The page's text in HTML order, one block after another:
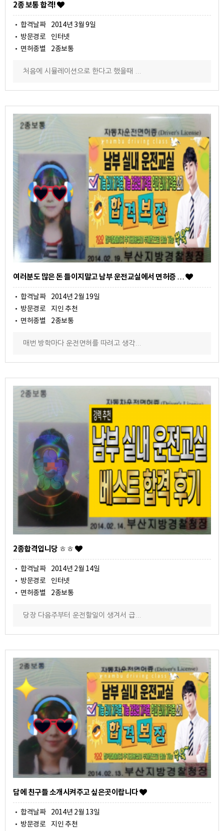
2종 보통 합격!
합격날짜 2014년 3월 9일
방문경로 인터넷
면허종별 2종보통
처음에 시뮬레이션으로 한다고 했을때 ...
여러분도 많은 돈 들이지말고 남부 운전교실에서 면허증 …
합격날짜 2014년 2월 19일
방문경로 지인 추천
면허종별 2종보통
매번 방학마다 운전면허를 따려고 생각...
2종합격입니당 ㅎㅎ
합격날짜 2014년 2월 14일
방문경로 인터넷
면허종별 2종보통
당장 다음주부터 운전할일이 생겨서 급...
담에 친구들 소개시켜주고 싶은곳이랍니다
합격날짜 2014년 2월 13일
방문경로 지인 추천